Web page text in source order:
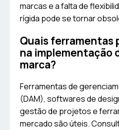
marcas e a falta de
rígida pode se tornar
Quais ferramentas
na implementação
marca?
Ferramentas de
(DAM), softwares de
gestão de projetos e
mercado são úteis.